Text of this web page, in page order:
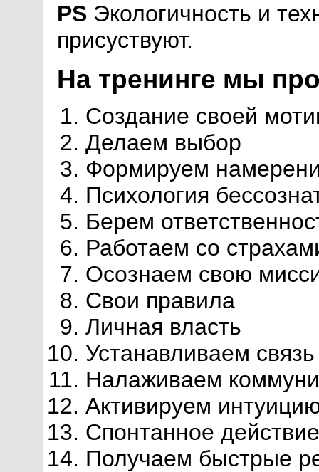
PS Экологичность и
присуствуют.
На тренинге мы
Создание своей
Делаем выбор
Формируем
Психология
Берем
Работаем со
Осознаем свою
Свои правила
Личная власть
Устанавливаем
Налаживаем
Активируем
Спонтанное действие
Получаем быстрые